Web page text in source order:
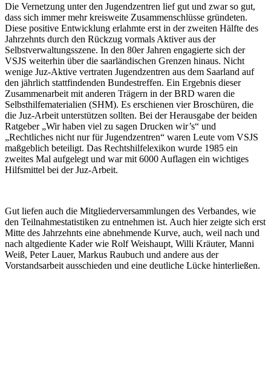
Die Vernetzung unter den Jugendzentren lief gut und zwar so gut,
dass sich immer mehr kreisweite Zusammenschlüsse gründeten.
Diese positive Entwicklung erlahmte erst in der zweiten Hälfte des
Jahrzehnts durch den Rückzug vormals Aktiver aus der
Selbstverwaltungsszene. In den 80er Jahren engagierte sich der
VSJS weiterhin über die saarländischen Grenzen hinaus. Nicht
wenige Juz-Aktive vertraten Jugendzentren aus dem Saarland auf
den jährlich stattfindenden Bundestreffen. Ein Ergebnis dieser
Zusammenarbeit mit anderen Trägern in der BRD waren die
Selbsthilfematerialien (SHM). Es erschienen vier Broschüren, die
die Juz-Arbeit unterstützen sollten. Bei der Herausgabe der beiden
Ratgeber „Wir haben viel zu sagen Drucken wir’s“ und
„Rechtliches nicht nur für Jugendzentren“ waren Leute vom VSJS
maßgeblich beteiligt. Das Rechtshilfelexikon wurde 1985 ein
zweites Mal aufgelegt und war mit 6000 Auflagen ein wichtiges
Hilfsmittel bei der Juz-Arbeit.
Gut liefen auch die Mitgliederversammlungen des Verbandes, wie
den Teilnahmestatistiken zu entnehmen ist. Auch hier zeigte sich erst
Mitte des Jahrzehnts eine abnehmende Kurve, auch, weil nach und
nach altgediente Kader wie Rolf Weishaupt, Willi Kräuter, Manni
Weiß, Peter Lauer, Markus Raubuch und andere aus der
Vorstandsarbeit ausschieden und eine deutliche Lücke hinterließen.